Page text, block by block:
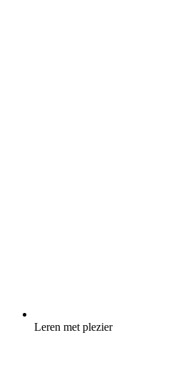
Leren met plezier